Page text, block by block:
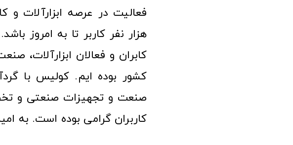
هزار نفر کاربر تا به امروز
کابران و فعالان
کشور بوده ایم. کولیس با
صنعت و تجهیزات صنعتی و
کاربران گرامی بوده است. به